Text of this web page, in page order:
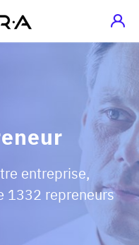
entreprise,
1332 repreneurs